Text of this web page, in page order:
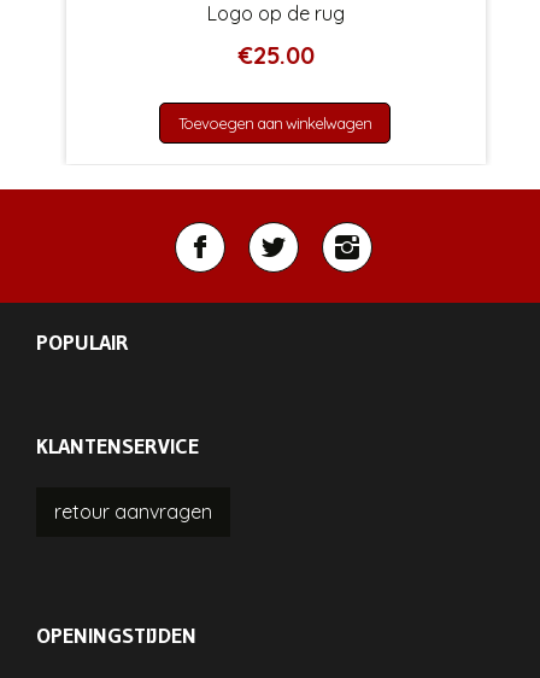
Logo op de rug
€25.00
Toevoegen aan winkelwagen
POPULAIR
KLANTENSERVICE
retour aanvragen
OPENINGSTIJDEN